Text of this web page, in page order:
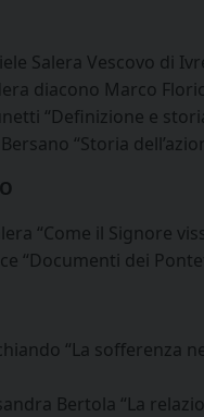
Salera Vescovo di
diacono Marco
“Definizione e
“Storia
“Come il Signore
“Documenti dei
“La sofferenza
Bertola “La